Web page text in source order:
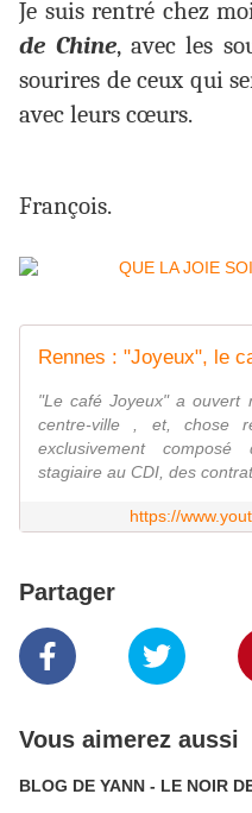
Je suis rentré chez
de Chine, avec les
sourires de ceux qui
avec leurs cœurs.
François.
"Le café Joyeux" a ouvert
centre-ville , et, chose
exclusivement
stagiaire au CDI, des
https://
Partager
Vous aimerez aussi
BLOG DE YANN - LE NOIR